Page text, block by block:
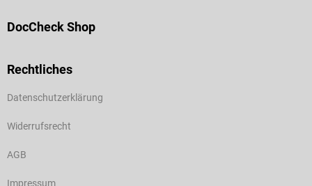
DocCheck Shop
Rechtliches
Datenschutzerklärung
Widerrufsrecht
AGB
Impressum